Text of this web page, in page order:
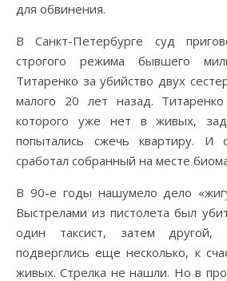
для обвинения.
В Санкт-Петербурге суд
строгого режима бывшего
Титаренко за убийство двух
малого 20 лет назад.
которого уже нет в живых,
попытались сжечь квартиру. И
сработал собранный на месте
В 90-е годы нашумело дело
Выстрелами из пистолета был
один таксист, затем другой,
подверглись еще несколько, к
живых. Стрелка не нашли. Но в